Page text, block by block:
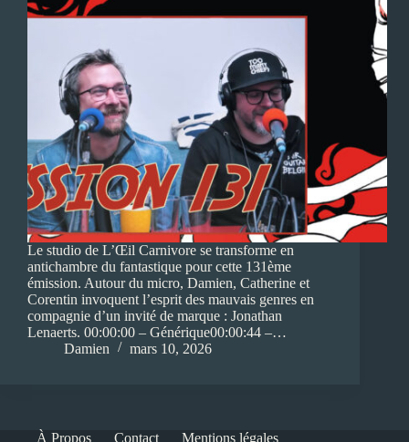
Le studio de L’Œil Carnivore se transforme en
antichambre du fantastique pour cette 131ème
émission. Autour du micro, Damien, Catherine et
Corentin invoquent l’esprit des mauvais genres en
compagnie d’un invité de marque : Jonathan
Lenaerts. 00:00:00 – Générique00:00:44 –…
Damien
mars 10, 2026
À Propos Contact Mentions légales